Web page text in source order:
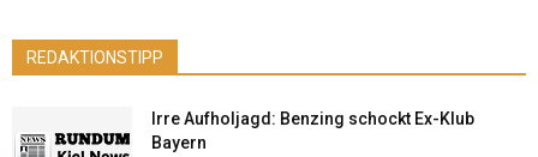
REDAKTIONSTIPP
Irre Aufholjagd: Benzing schockt Ex-Klub
Bayern